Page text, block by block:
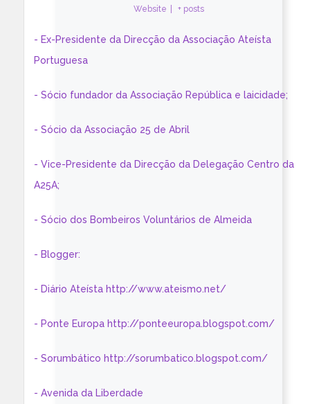
Website + posts
- Ex-Presidente da Direcção da Associação Ateísta
Portuguesa
- Sócio fundador da Associação República e laicidade;
- Sócio da Associação 25 de Abril
- Vice-Presidente da Direcção da Delegação Centro da
A25A;
- Sócio dos Bombeiros Voluntários de Almeida
- Blogger:
- Diário Ateísta http://www.ateismo.net/
- Ponte Europa http://ponteeuropa.blogspot.com/
- Sorumbático http://sorumbatico.blogspot.com/
- Avenida da Liberdade